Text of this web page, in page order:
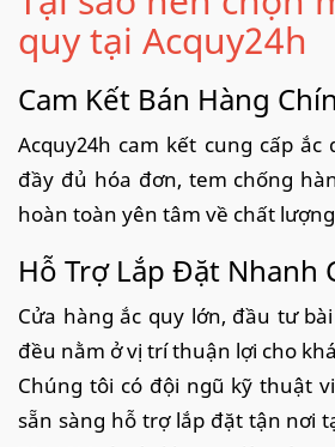
quy tại Acquy24h
Cam Kết Bán Hàng
Acquy24h cam kết cung cấp ắc
đầy đủ hóa đơn, tem chống
hoàn toàn yên tâm về chất
Hỗ Trợ Lắp Đặt Nhanh
Cửa hàng ắc quy lớn, đầu tư
đều nằm ở vị trí thuận lợi cho
Chúng tôi có đội ngũ kỹ thuật
sẵn sàng hỗ trợ lắp đặt tận nơi